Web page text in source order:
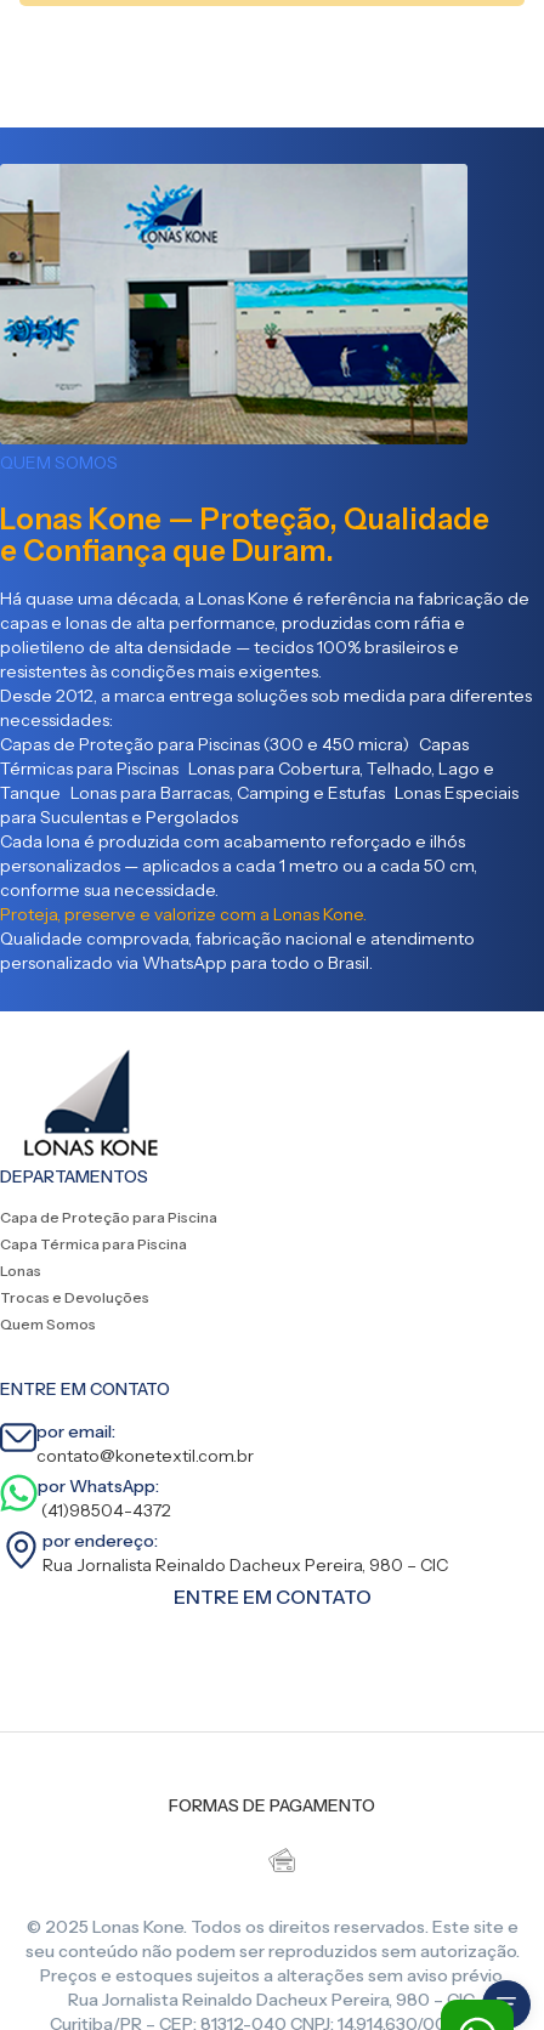
QUEM SOMOS
Lonas Kone — Proteção, Qualidade
e Confiança que Duram.
Há quase uma década, a Lonas Kone é referência na fabricação de
capas e lonas de alta performance, produzidas com ráfia e
polietileno de alta densidade — tecidos 100% brasileiros e
resistentes às condições mais exigentes.
Desde 2012, a marca entrega soluções sob medida para diferentes
necessidades:
Capas de Proteção para Piscinas (300 e 450 micra) Capas
Térmicas para Piscinas Lonas para Cobertura, Telhado, Lago e
Tanque Lonas para Barracas, Camping e Estufas Lonas Especiais
para Suculentas e Pergolados
Cada lona é produzida com acabamento reforçado e ilhós
personalizados — aplicados a cada 1 metro ou a cada 50 cm,
conforme sua necessidade.
Proteja, preserve e valorize com a Lonas Kone.
Qualidade comprovada, fabricação nacional e atendimento
personalizado via WhatsApp para todo o Brasil.
DEPARTAMENTOS
Capa de Proteção para Piscina
Capa Térmica para Piscina
Lonas
Trocas e Devoluções
Quem Somos
ENTRE EM CONTATO
por email:
contato@konetextil.com.br
por WhatsApp:
(41)98504-4372
por endereço:
Rua Jornalista Reinaldo Dacheux Pereira, 980 – CIC
ENTRE EM CONTATO
FORMAS DE PAGAMENTO
© 2025 Lonas Kone. Todos os direitos reservados. Este site e
seu conteúdo não podem ser reproduzidos sem autorização.
Preços e estoques sujeitos a alterações sem aviso prévio.
Rua Jornalista Reinaldo Dacheux Pereira, 980 – CIC,
Curitiba/PR – CEP: 81312-040 CNPJ: 14.914.630/0001-86